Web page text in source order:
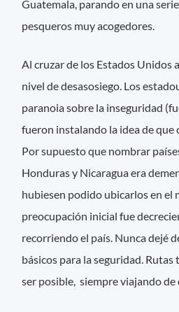
Guatemala, parando en una
pesqueros muy acogedores.
Al cruzar de los Estados Unidos
nivel de desasosiego. Los
paranoia sobre la inseguridad
fueron instalando la idea de que
Por supuesto que nombrar
Honduras y Nicaragua era
hubiesen podido ubicarlos en el
preocupación inicial fue
recorriendo el país. Nunca dejé
básicos para la seguridad. Rutas
ser posible, siempre viajando de